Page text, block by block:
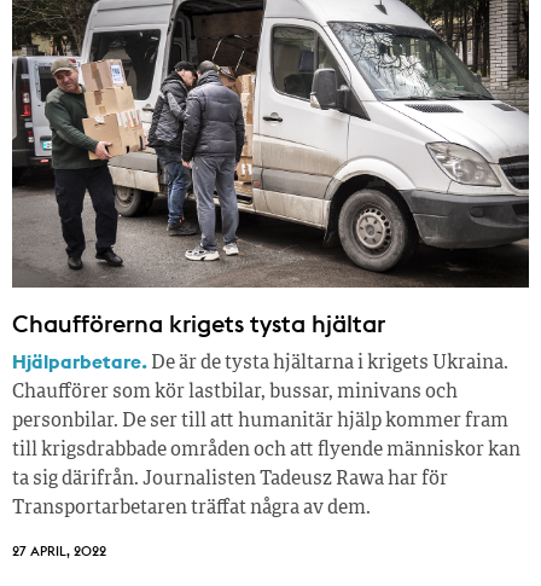
Chaufförerna krigets tysta hjältar
Hjälparbetare. De är de tysta hjältarna i krigets Ukraina.
Chaufförer som kör lastbilar, bussar, minivans och
personbilar. De ser till att humanitär hjälp kommer fram
till krigsdrabbade områden och att flyende människor kan
ta sig därifrån. Journalisten Tadeusz Rawa har för
Transportarbetaren träffat några av dem.
27 APRIL, 2022